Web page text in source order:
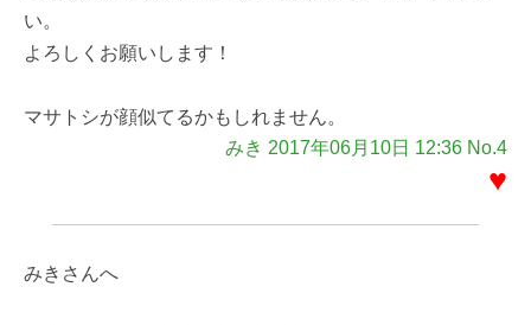
い。
よろしくお願いします！
マサトシが顔似てるかもしれません。
みき 2017年06月10日 12:36 No.4
♥
みきさんへ